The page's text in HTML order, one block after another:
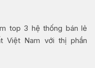
top 3 hệ thống bán lẻ
Việt Nam với thị phần